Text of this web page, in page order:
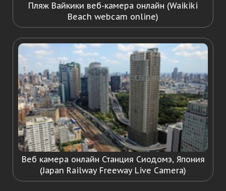
Пляж Вайкики веб-камера онлайн (Waikiki
Beach webcam online)
Веб камера онлайн Станция Сиодомэ, Япония
(Japan Railway Freeway Live Camera)